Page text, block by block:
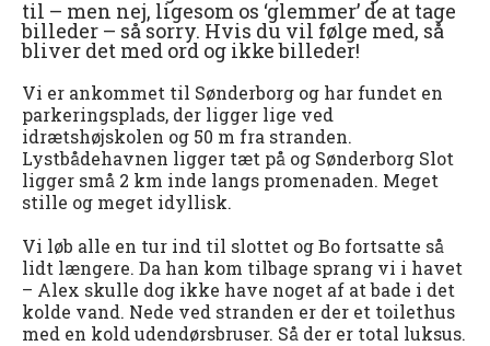
til – men nej, ligesom os ‘glemmer’ de at tage
billeder – så sorry. Hvis du vil følge med, så
bliver det med ord og ikke billeder!
Vi er ankommet til Sønderborg og har fundet en
parkeringsplads, der ligger lige ved
idrætshøjskolen og 50 m fra stranden.
Lystbådehavnen ligger tæt på og Sønderborg Slot
ligger små 2 km inde langs promenaden. Meget
stille og meget idyllisk.
Vi løb alle en tur ind til slottet og Bo fortsatte så
lidt længere. Da han kom tilbage sprang vi i havet
– Alex skulle dog ikke have noget af at bade i det
kolde vand. Nede ved stranden er der et toilethus
med en kold udendørsbruser. Så der er total luksus.